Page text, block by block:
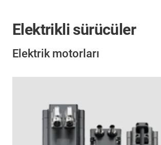
Elektrikli sürücüler
Elektrik motorları